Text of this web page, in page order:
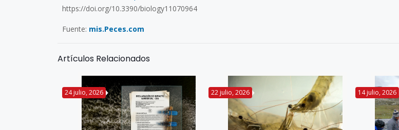
https://doi.org/10.3390/biology11070964
Fuente: mis.Peces.com
Artículos Relacionados
24 julio, 2026 22 julio, 2026 14 julio, 2026